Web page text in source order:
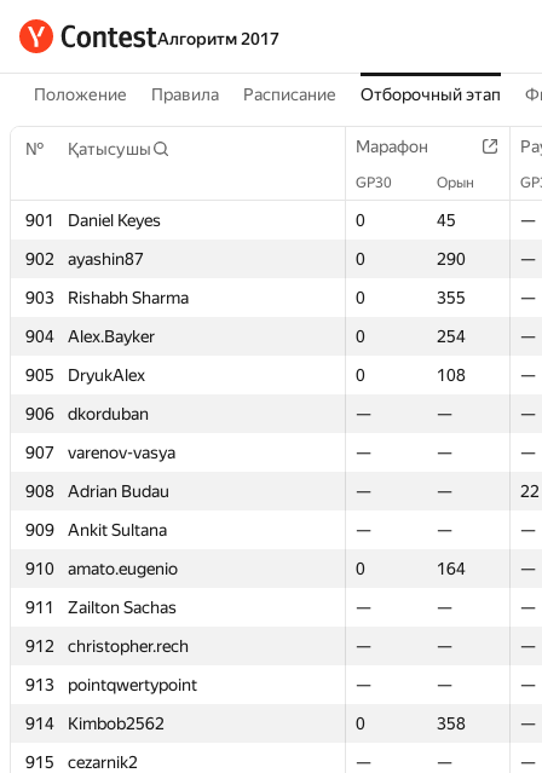
Алгоритм 2017
Положение Правила Расписание Отборочный этап
№ Қатысушы Марафон
GP30 Орын
901 Daniel Keyes 0 45
—
902
ayashin87 0 290
—
903
Rishabh Sharma 0 355
—
904
Alex.Bayker 0 254
—
905
DryukAlex 0 108
—
906
dkorduban — —
—
907
varenov-vasya — —
—
908
Adrian Budau — —
22
909
Ankit Sultana — —
—
910
amato.eugenio 0 164
—
911
Zailton Sachas — —
—
912
christopher.rech — —
—
913
pointqwertypoint — —
—
914
Kimbob2562 0 358
—
915
cezarnik2 — —
—
№ Қатысушы Марафон
GP30 Орын
901 Daniel Keyes 0 45
—
902
ayashin87 0 290
—
903
Rishabh Sharma 0 355
—
904
Alex.Bayker 0 254
—
905
DryukAlex 0 108
—
906
dkorduban — —
—
907
varenov-vasya — —
—
908
Adrian Budau — —
22
909
Ankit Sultana — —
—
910
amato.eugenio 0 164
—
911
Zailton Sachas — —
—
912
christopher.rech — —
—
913
pointqwertypoint — —
—
914
Kimbob2562 0 358
—
915
cezarnik2 — —
—